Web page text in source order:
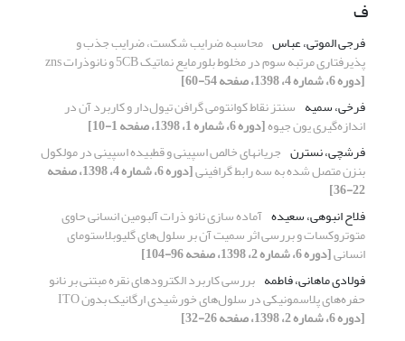
ف
فرجی الموتی، عباس محاسبه ضرایب شکست، ضرایب جذب و
پذیرفتاری مرتبه سوم در مخلوط بلورمایع نماتیک 5CB و نانوذرات zns
[دوره 6، شماره 4، 1398، صفحه 54-60]
فرخی، سمیه سنتز نقاط کوانتومی گرافن تیول‌دار و کاربرد آن در
اندازه‌گیری یون جیوه[دوره 6، شماره 1، 1398، صفحه 1-10]
فرشچی، نسترن جریانهای خالص اسپینی و قطبیده اسپینی در مولکول
بنزن متصل شده به سه رابط گرافینی [دوره 6، شماره 4، 1398، صفحه
22-36]
فلاح انبوهی، سعیده آماده سازی نانو ذرات آلبومین انسانی حاوی
متوتروکسات و بررسی اثر سمیت آن بر سلول‌های گلیوبلاستومای
انسانی[دوره 6، شماره 2، 1398، صفحه 96-104]
فولادی ماهانی، فاطمه بررسی کاربرد الکترودهای نقره مبتنی بر نانو
حفره‌های پلاسمونیکی در سلول‌های خورشیدی ارگانیک بدون ITO
[دوره 6، شماره 2، 1398، صفحه 26-32]